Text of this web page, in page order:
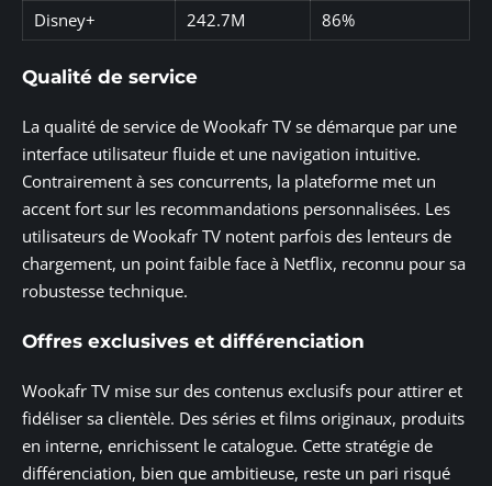
Disney+ 242.7M 86%
Qualité de service
La qualité de service de Wookafr TV se démarque par une
interface utilisateur fluide et une navigation intuitive.
Contrairement à ses concurrents, la plateforme met un
accent fort sur les recommandations personnalisées. Les
utilisateurs de Wookafr TV notent parfois des lenteurs de
chargement, un point faible face à Netflix, reconnu pour sa
robustesse technique.
Offres exclusives et différenciation
Wookafr TV mise sur des contenus exclusifs pour attirer et
fidéliser sa clientèle. Des séries et films originaux, produits
en interne, enrichissent le catalogue. Cette stratégie de
différenciation, bien que ambitieuse, reste un pari risqué